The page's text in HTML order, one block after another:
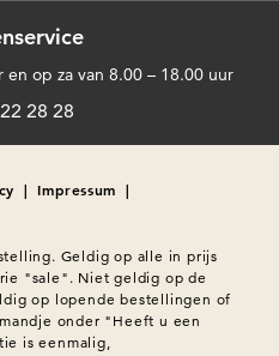
en op za van 8.00 – 18.00 uur
28 28
| Impressum |
Geldig op alle in prijs
"sale". Niet geldig op de
op lopende bestellingen of
onder "Heeft u een
is eenmalig,